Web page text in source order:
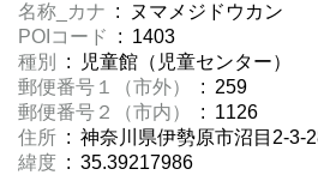
名称_カナ : ヌマメジドウカン
POIコード
: 1403
種別
: 児童館（児童センター）
郵便番号１（市外）
: 259
郵便番号２（市内）
: 1126
住所 : 神奈川県伊勢原市沼目2-3-
緯度 : 35.39217986